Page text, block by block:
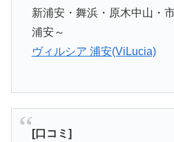
新浦安・舞浜・原木中山・
浦安～
ヴィルシア 浦安(ViLucia)
[口コミ]